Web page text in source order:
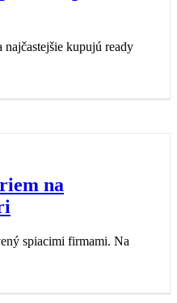
najčastejšie kupujú ready
na
spiacimi firmami. Na